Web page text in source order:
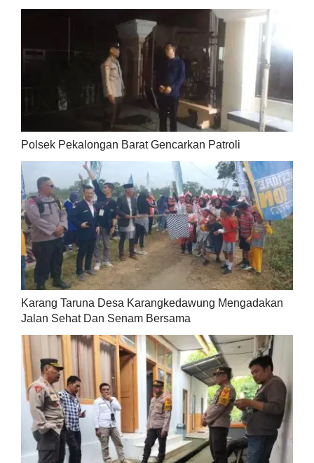
Polsek Pekalongan Barat Gencarkan Patroli
Karang Taruna Desa Karangkedawung Mengadakan
Jalan Sehat Dan Senam Bersama